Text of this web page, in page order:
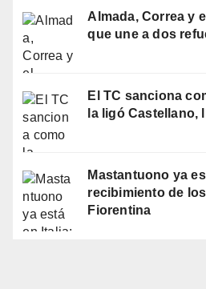
Almada, Correa y
que une a dos
El TC sanciona
la ligó Castellano,
Mastantuono ya
recibimiento de
Fiorentina